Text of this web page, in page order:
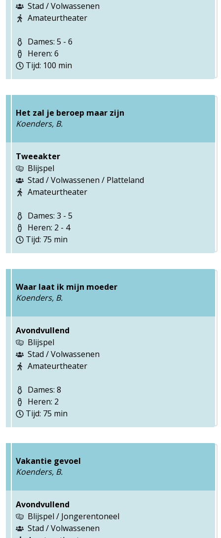
Stad / Volwassenen
Amateurtheater
Dames: 5 - 6
Heren: 6
Tijd: 100 min
Het zal je beroep maar zijn
Koenders, B.
Tweeakter
Blijspel
Stad / Volwassenen / Platteland
Amateurtheater
Dames: 3 - 5
Heren: 2 - 4
Tijd: 75 min
Waar laat ik mijn moeder
Koenders, B.
Avondvullend
Blijspel
Stad / Volwassenen
Amateurtheater
Dames: 8
Heren: 2
Tijd: 75 min
Vakantie gevoel
Koenders, B.
Avondvullend
Blijspel / Jongerentoneel
Stad / Volwassenen